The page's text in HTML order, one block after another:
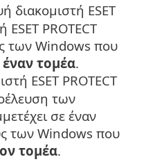
διακομιστή ESET
ESET PROTECT
των Windows που
τομέα.
ESET PROTECT
των
σε έναν
των Windows που
τομέα.